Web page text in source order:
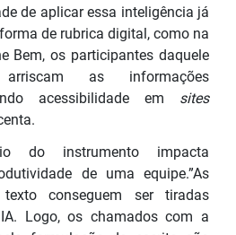
de aplicar essa inteligência já
de rubrica digital, como na
Bem, os participantes daquele
as informações
acessibilidade em sites
do instrumento impacta
de uma equipe.”As
conseguem ser tiradas
Logo, os chamados com a